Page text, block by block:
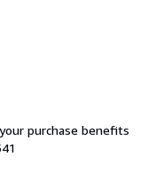
purchase benefits